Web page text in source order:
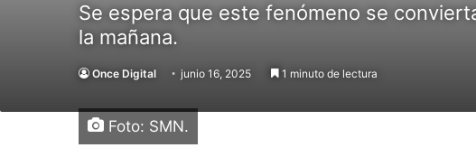
Se espera que este fenómeno se
la mañana.
Once Digital junio 16, 2025 1 minuto de lectura
Foto: SMN.